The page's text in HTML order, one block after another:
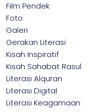
Film Pendek
Foto
Galeri
Gerakan Literasi
Kisah Inspiratif
Kisah Sahabat Rasul
Literasi Alquran
Literasi Digital
Literasi Keagamaan